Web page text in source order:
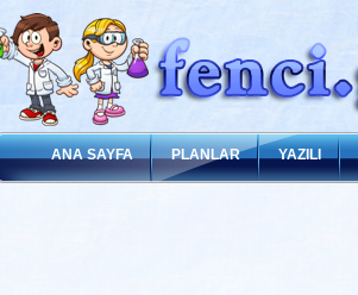
ANA SAYFA PLANLAR YAZILI